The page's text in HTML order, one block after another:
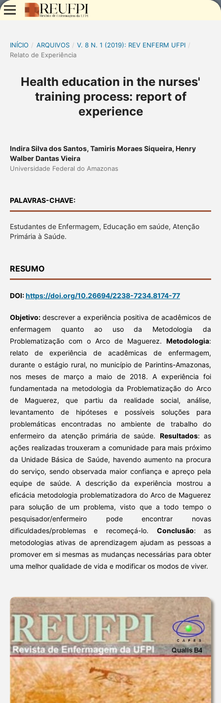
INÍCIO / ARQUIVOS / V. 8 N. 1 (2019): REV ENFERM UFPI /
Relato de Experiência
Health education in the nurses'
training process: report of
experience
Indira Silva dos Santos, Tamiris Moraes Siqueira, Henry
Walber Dantas Vieira
Universidade Federal do Amazonas
PALAVRAS-CHAVE:
Estudantes de Enfermagem, Educação em saúde, Atenção
Primária à Saúde.
RESUMO
DOI:https://doi.org/10.26694/2238-7234.8174-77
Objetivo: descrever a experiência positiva de acadêmicos de
enfermagem quanto ao uso da Metodologia da
Problematização com o Arco de Maguerez.Metodologia:
relato de experiência de acadêmicas de enfermagem,
durante o estágio rural, no município de Parintins-Amazonas,
nos meses de março a maio de 2018. A experiência foi
fundamentada na metodologia da Problematização do Arco
de Maguerez, que partiu da realidade social, análise,
levantamento de hipóteses e possíveis soluções para
problemáticas encontradas no ambiente de trabalho do
enfermeiro da atenção primária de saúde. Resultados: as
ações realizadas trouxeram a comunidade para mais próximo
da Unidade Básica de Saúde, havendo aumento na procura
do serviço, sendo observada maior confiança e apreço pela
equipe de saúde. A descrição da experiência mostrou a
eficácia metodologia problematizadora do Arco de Maguerez
para solução de um problema, visto que a todo tempo o
pesquisador/enfermeiro pode encontrar novas
dificuldades/problemas e recomeçá-lo. Conclusão: as
metodologias ativas de aprendizagem ajudam as pessoas a
promover em si mesmas as mudanças necessárias para obter
uma melhor qualidade de vida e modificar os modos de viver.